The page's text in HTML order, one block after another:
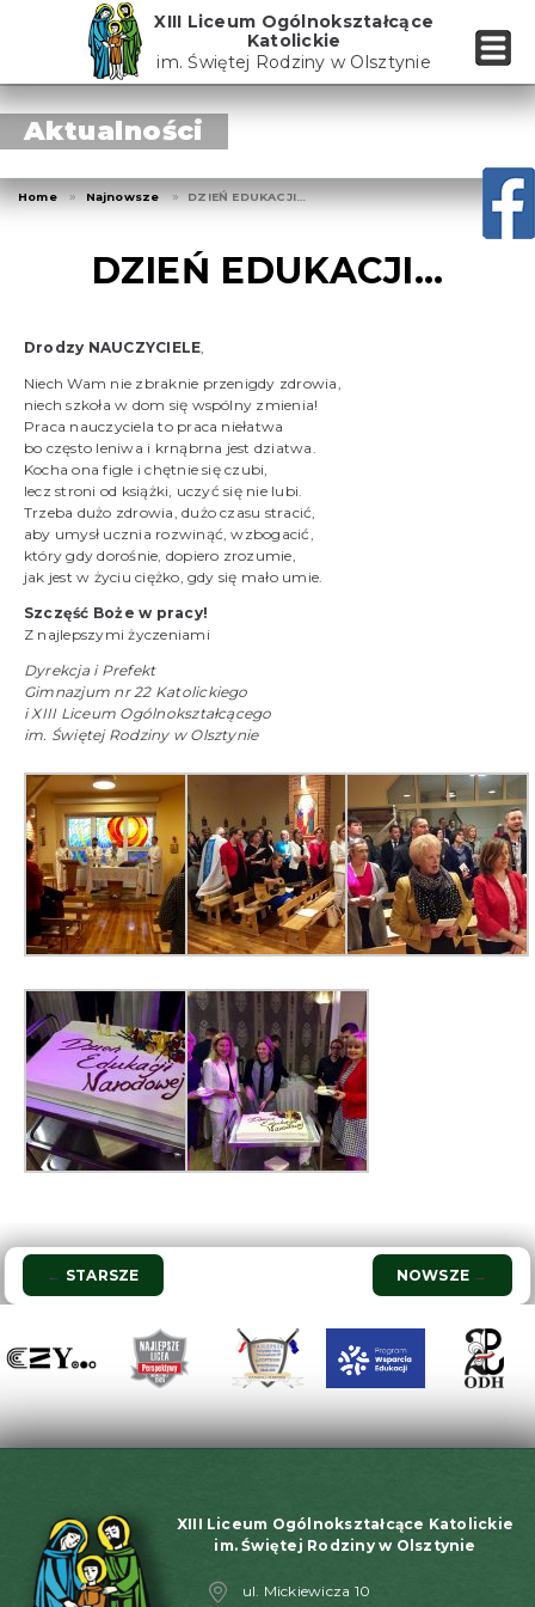
XIII Liceum Ogólnokształcące
Katolickie
im. Świętej Rodziny w Olsztynie
Aktualności
Home Najnowsze DZIEŃ EDUKACJI…
DZIEŃ EDUKACJI…
Drodzy NAUCZYCIELE,
Niech Wam nie zbraknie przenigdy zdrowia,
niech szkoła w dom się wspólny zmienia!
Praca nauczyciela to praca niełatwa
bo często leniwa i krnąbrna jest dziatwa.
Kocha ona figle i chętnie się czubi,
lecz stroni od książki, uczyć się nie lubi.
Trzeba dużo zdrowia, dużo czasu stracić,
aby umysł ucznia rozwinąć, wzbogacić,
który gdy dorośnie, dopiero zrozumie,
jak jest w życiu ciężko, gdy się mało umie.
Szczęść Boże w pracy!
Z najlepszymi życzeniami
Dyrekcja i Prefekt
Gimnazjum nr 22 Katolickiego
i XIII Liceum Ogólnokształcącego
im. Świętej Rodziny w Olsztynie
Nawigacja
wpisu
← STARSZE NOWSZE →
XIII Liceum Ogólnokształcące Katolickie
im. Świętej Rodziny w Olsztynie
ul. Mickiewicza 10